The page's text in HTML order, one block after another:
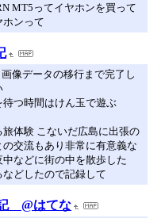
MT5ってイヤホンを買って
ンって
像データの移行まで完了し
つ時間はけん玉で遊ぶ
体験 こないだ広島に出張の
交流もあり非常に有意義な
などに街の中を散歩した
どしたので記録して
@はてな